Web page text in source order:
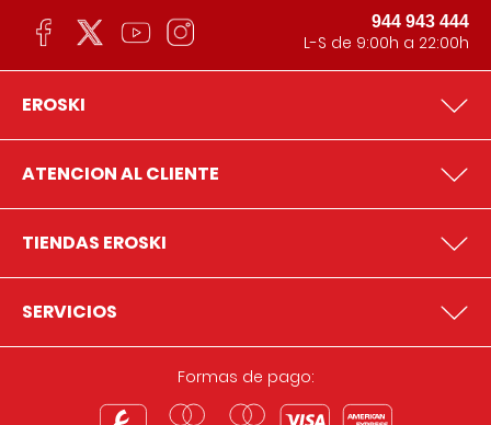
944 943 444
L-S de 9:00h a 22:00h
EROSKI
ATENCION AL CLIENTE
TIENDAS EROSKI
SERVICIOS
Formas de pago: